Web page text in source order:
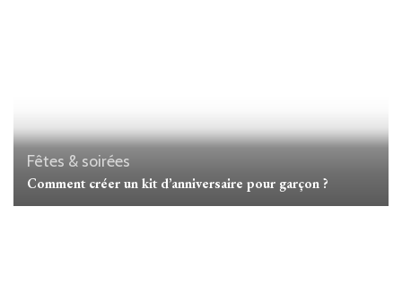
Fêtes & soirées
Comment créer un kit d’anniversaire pour garçon ?